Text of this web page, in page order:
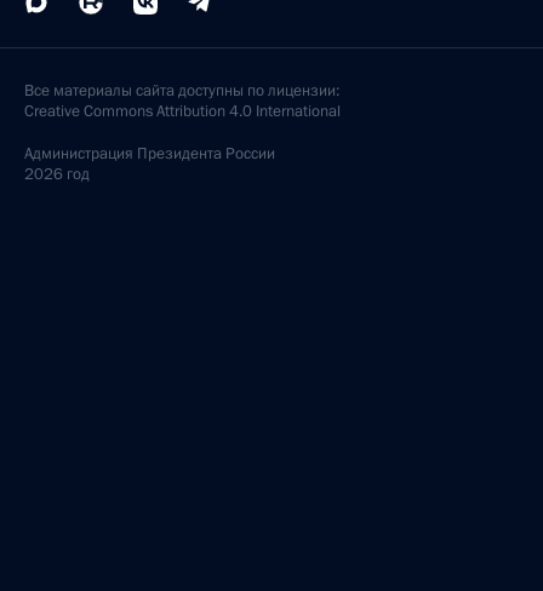
Все материалы сайта доступны по лицензии:
Creative Commons Attribution 4.0 International
Администрация Президента России
2026 год